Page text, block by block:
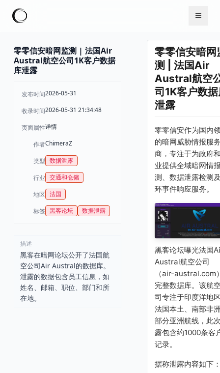
零零信安暗网监测 | 法国Air
Austral航空公司1K客户数据
库泄露
发布时间2026-05-31
收录时间2026-05-31 21:34:48
页面属性详情
作者ChimeraZ
类型 数据泄露
行业 交通和仓储
地区 法国
标签 黑客论坛 数据泄露
描述
黑客在暗网论坛公开了法国航
空公司Air Austral的数据库。
泄露的数据包含员工信息，如
姓名、邮箱、职位、部门和所
在地。
零零信安暗网
测 | 法国Air
Austral航空
司1K客户数
泄露
零零信安作为国内
的暗网威胁情报服
商，专注于为政府
业提供全域暗网情
测、数据泄露检测
环事件响应服务。
黑客论坛曝光法国
Austral航空公司
（air-austral.com
完整数据库。该航
司专注于印度洋地
法国本土、南部非
部分亚洲航线，此
露包含约1000条客
记录。
据称泄露内容如下